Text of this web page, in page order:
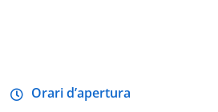
Orari d’apertura